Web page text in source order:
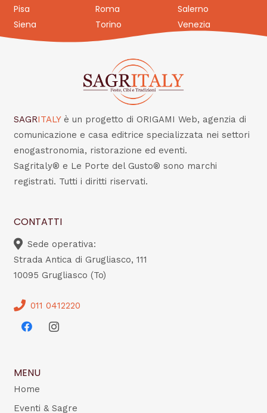
Pisa
Roma
Salerno
Siena
Torino Venezia
SAGRITALY è un progetto di ORIGAMI Web, agenzia di
comunicazione e casa editrice specializzata nei settori
enogastronomia, ristorazione ed eventi.
Sagritaly® e Le Porte del Gusto® sono marchi
registrati. Tutti i diritti riservati.
CONTATTI
Sede operativa:
Strada Antica di Grugliasco, 111
10095 Grugliasco (To)
011 0412220
MENU
Home
Eventi & Sagre